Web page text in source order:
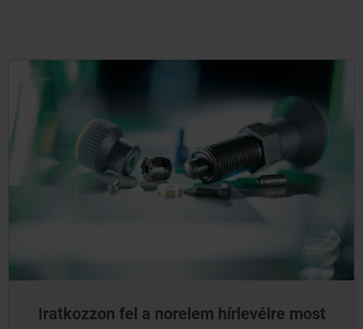
Iratkozzon fel a norelem hírlevélre most